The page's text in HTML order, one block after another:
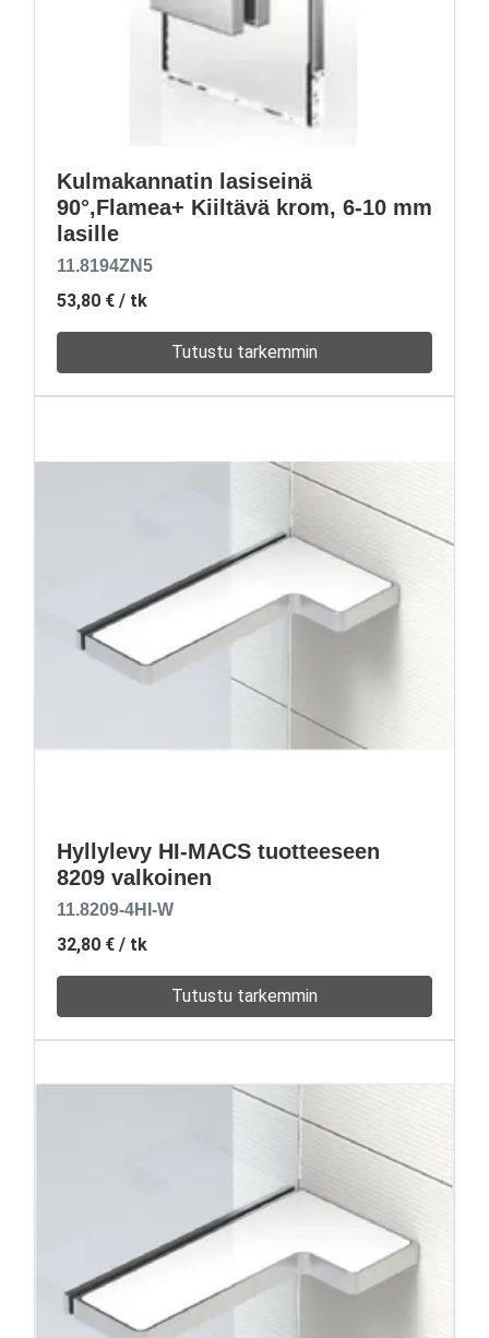
Kulmakannatin lasiseinä
90°,Flamea+ Kiiltävä krom, 6-10 mm
lasille
11.8194ZN5
53,80 € / tk
Tutustu tarkemmin
Hyllylevy HI-MACS tuotteeseen
8209 valkoinen
11.8209-4HI-W
32,80 € / tk
Tutustu tarkemmin